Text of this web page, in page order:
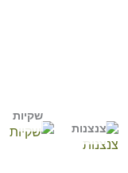
צנצנות
שקיות